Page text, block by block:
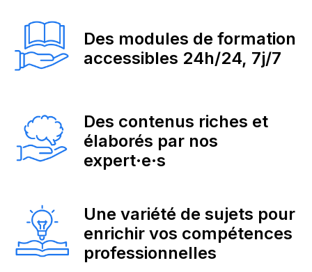
Des modules de formation
accessibles 24h/24, 7j/7
Des contenus riches et
élaborés par nos
expert·e·s
Une variété de sujets pour
enrichir vos compétences
professionnelles